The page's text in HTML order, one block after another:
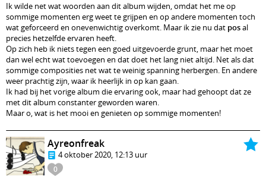
Ik wilde net wat woorden aan dit album wijden, omdat het me op
sommige momenten erg weet te grijpen en op andere momenten toch
wat geforceerd en onevenwichtig overkomt. Maar ik zie nu dat posal
precies hetzelfde ervaren heeft.
Op zich heb ik niets tegen een goed uitgevoerde grunt, maar het moet
dan wel echt wat toevoegen en dat doet het lang niet altijd. Net als dat
sommige composities net wat te weinig spanning herbergen. En andere
weer prachtig zijn, waar ik heerlijk in op kan gaan.
Ik had bij het vorige album die ervaring ook, maar had gehoopt dat ze
met dit album constanter geworden waren.
Maar o, wat is het mooi en genieten op sommige momenten!
0
Ayreonfreak
4 oktober 2020, 12:13 uur